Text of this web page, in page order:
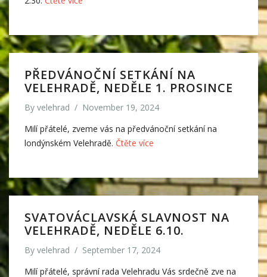
PŘEDVÁNOČNÍ SETKÁNÍ NA
VELEHRADĚ, NEDĚLE 1. PROSINCE
By velehrad / November 19, 2024
Milí přátelé, zveme vás na předvánoční setkání na
londýnském Velehradě. Čtěte více
SVATOVÁCLAVSKÁ SLAVNOST NA
VELEHRADĚ, NEDĚLE 6.10.
By velehrad / September 17, 2024
Milí přátelé, správní rada Velehradu Vás srdečně zve na